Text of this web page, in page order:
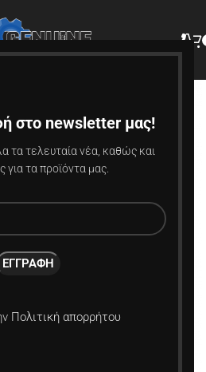
στο newsletter μας!
τα τελευταία νέα, καθώς και
τα προϊόντα μας.
Πολιτική απορρήτου